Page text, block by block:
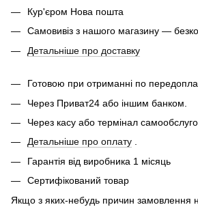
Кур'єром Нова пошта
Самовивіз з нашого магазину —
Детальніше про доставку
Готовою при отриманні по
Через Приват24 або іншим банком.
Через касу або термінал
Детальніше про оплату .
Гарантія від виробника 1 місяць
Сертифікований товар
Якщо з яких-небудь причин замовлення